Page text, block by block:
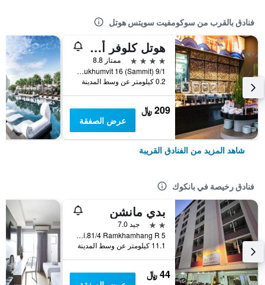
فنادق بالقرب من سوكومفيت سويتس هوتل
هوتل كلوفر أسوك
4 نجوم
ممتاز 8.8
9/1 Soi Sukhumvit 16 (Sammit), بانكوك, تايلاند
0.2 كيلومتر عن وسط المدينة
209 ﷼
عرض الصفقة
شاهد المزيد من الفنادق القريبة
فنادق رخيصة في بانكوك
بدي مانشن
2 نجمتين
جيد 7.0
5 Soi.81/4 Ramkhamhang R., بانكوك, تايلاند
11.1 كيلومتر عن وسط المدينة
44 ﷼